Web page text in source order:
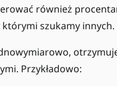
również
szukamy innych.
Przykładowo: